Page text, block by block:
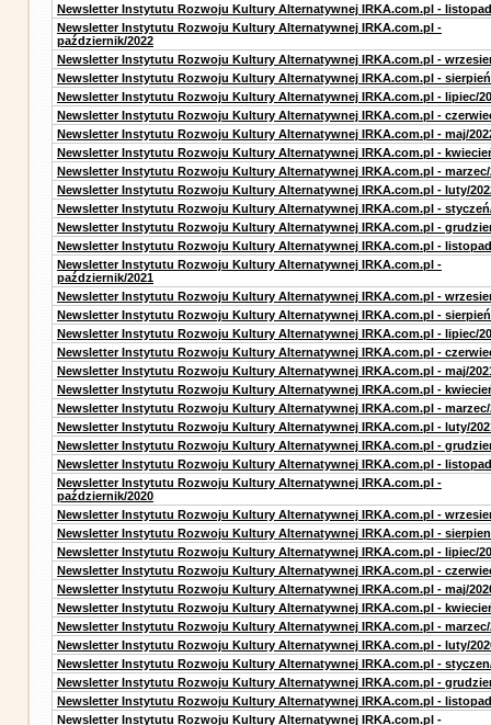
Newsletter Instytutu Rozwoju Kultury Alternatywnej IRKA.com.pl -
Newsletter Instytutu Rozwoju Kultury Alternatywnej IRKA.com.pl -
październik/2022
Newsletter Instytutu Rozwoju Kultury Alternatywnej IRKA.com.pl -
Newsletter Instytutu Rozwoju Kultury Alternatywnej IRKA.com.pl -
Newsletter Instytutu Rozwoju Kultury Alternatywnej IRKA.com.pl - lipiec/
Newsletter Instytutu Rozwoju Kultury Alternatywnej IRKA.com.pl -
Newsletter Instytutu Rozwoju Kultury Alternatywnej IRKA.com.pl - maj/
Newsletter Instytutu Rozwoju Kultury Alternatywnej IRKA.com.pl -
Newsletter Instytutu Rozwoju Kultury Alternatywnej IRKA.com.pl - marzec/
Newsletter Instytutu Rozwoju Kultury Alternatywnej IRKA.com.pl - luty/
Newsletter Instytutu Rozwoju Kultury Alternatywnej IRKA.com.pl -
Newsletter Instytutu Rozwoju Kultury Alternatywnej IRKA.com.pl -
Newsletter Instytutu Rozwoju Kultury Alternatywnej IRKA.com.pl -
Newsletter Instytutu Rozwoju Kultury Alternatywnej IRKA.com.pl -
październik/2021
Newsletter Instytutu Rozwoju Kultury Alternatywnej IRKA.com.pl -
Newsletter Instytutu Rozwoju Kultury Alternatywnej IRKA.com.pl -
Newsletter Instytutu Rozwoju Kultury Alternatywnej IRKA.com.pl - lipiec/
Newsletter Instytutu Rozwoju Kultury Alternatywnej IRKA.com.pl -
Newsletter Instytutu Rozwoju Kultury Alternatywnej IRKA.com.pl - maj/
Newsletter Instytutu Rozwoju Kultury Alternatywnej IRKA.com.pl -
Newsletter Instytutu Rozwoju Kultury Alternatywnej IRKA.com.pl - marzec/
Newsletter Instytutu Rozwoju Kultury Alternatywnej IRKA.com.pl - luty/
Newsletter Instytutu Rozwoju Kultury Alternatywnej IRKA.com.pl -
Newsletter Instytutu Rozwoju Kultury Alternatywnej IRKA.com.pl -
Newsletter Instytutu Rozwoju Kultury Alternatywnej IRKA.com.pl -
październik/2020
Newsletter Instytutu Rozwoju Kultury Alternatywnej IRKA.com.pl -
Newsletter Instytutu Rozwoju Kultury Alternatywnej IRKA.com.pl -
Newsletter Instytutu Rozwoju Kultury Alternatywnej IRKA.com.pl - lipiec/
Newsletter Instytutu Rozwoju Kultury Alternatywnej IRKA.com.pl -
Newsletter Instytutu Rozwoju Kultury Alternatywnej IRKA.com.pl - maj/
Newsletter Instytutu Rozwoju Kultury Alternatywnej IRKA.com.pl -
Newsletter Instytutu Rozwoju Kultury Alternatywnej IRKA.com.pl - marzec/
Newsletter Instytutu Rozwoju Kultury Alternatywnej IRKA.com.pl - luty/
Newsletter Instytutu Rozwoju Kultury Alternatywnej IRKA.com.pl -
Newsletter Instytutu Rozwoju Kultury Alternatywnej IRKA.com.pl -
Newsletter Instytutu Rozwoju Kultury Alternatywnej IRKA.com.pl -
Newsletter Instytutu Rozwoju Kultury Alternatywnej IRKA.com.pl -